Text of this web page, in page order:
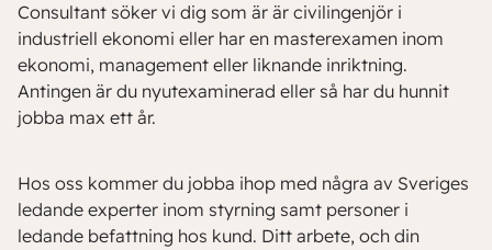
Consultant söker vi dig som är är civilingenjör i
industriell ekonomi eller har en masterexamen inom
ekonomi, management eller liknande inriktning.
Antingen är du nyutexaminerad eller så har du hunnit
jobba max ett år.
Hos oss kommer du jobba ihop med några av Sveriges
ledande experter inom styrning samt personer i
ledande befattning hos kund. Ditt arbete, och din